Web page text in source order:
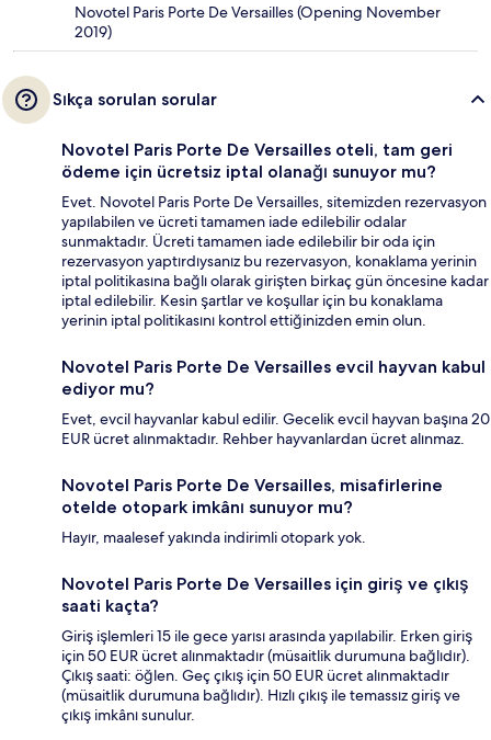
Novotel Paris Porte De Versailles (Opening November
2019)
Sıkça sorulan sorular
Novotel Paris Porte De Versailles oteli, tam geri
ödeme için ücretsiz iptal olanağı sunuyor mu?
Evet. Novotel Paris Porte De Versailles, sitemizden rezervasyon
yapılabilen ve ücreti tamamen iade edilebilir odalar
sunmaktadır. Ücreti tamamen iade edilebilir bir oda için
rezervasyon yaptırdıysanız bu rezervasyon, konaklama yerinin
iptal politikasına bağlı olarak girişten birkaç gün öncesine kadar
iptal edilebilir. Kesin şartlar ve koşullar için bu konaklama
yerinin iptal politikasını kontrol ettiğinizden emin olun.
Novotel Paris Porte De Versailles evcil hayvan kabul
ediyor mu?
Evet, evcil hayvanlar kabul edilir. Gecelik evcil hayvan başına 20
EUR ücret alınmaktadır. Rehber hayvanlardan ücret alınmaz.
Novotel Paris Porte De Versailles, misafirlerine
otelde otopark imkânı sunuyor mu?
Hayır, maalesef yakında indirimli otopark yok.
Novotel Paris Porte De Versailles için giriş ve çıkış
saati kaçta?
Giriş işlemleri 15 ile gece yarısı arasında yapılabilir. Erken giriş
için 50 EUR ücret alınmaktadır (müsaitlik durumuna bağlıdır).
Çıkış saati: öğlen. Geç çıkış için 50 EUR ücret alınmaktadır
(müsaitlik durumuna bağlıdır). Hızlı çıkış ile temassız giriş ve
çıkış imkânı sunulur.